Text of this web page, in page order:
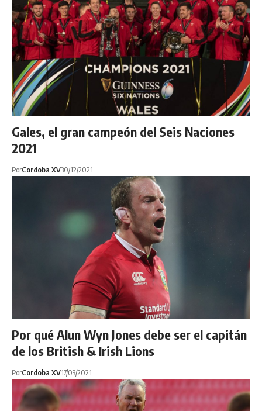
Gales, el gran campeón del Seis Naciones
2021
PorCordoba XV30/12/2021
Por qué Alun Wyn Jones debe ser el capitán
de los British & Irish Lions
PorCordoba XV17/03/2021